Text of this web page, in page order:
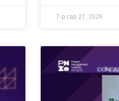
7-р сар 27, 2026